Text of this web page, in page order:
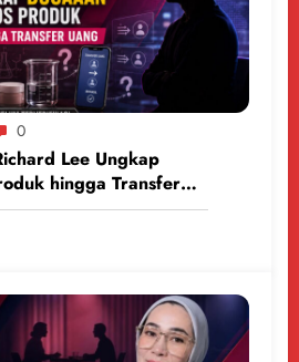
0
Lee Ungkap
hingga Transfer